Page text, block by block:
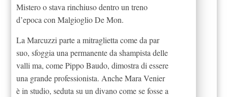
Mistero o stava rinchiuso dentro un treno
d’epoca con Malgioglio De Mon.
La Marcuzzi parte a mitraglietta come da par
suo, sfoggia una permanente da shampista delle
valli ma, come Pippo Baudo, dimostra di essere
una grande professionista. Anche Mara Venier
è in studio, seduta su un divano come se fosse a